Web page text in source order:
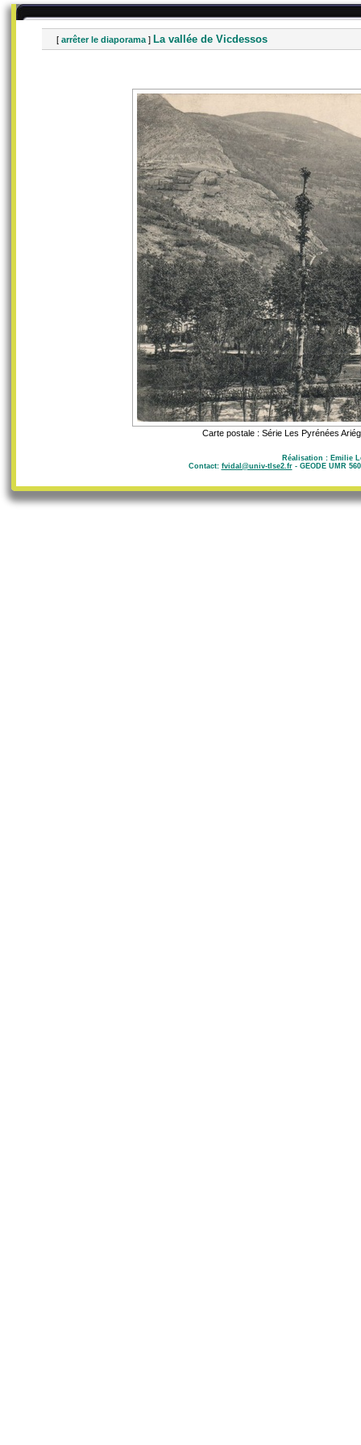
[ arrêter le diaporama ] La vallée de Vicdessos
Carte postale : Série Les Pyrénées
Réalisation : Emilie
Contact: fvidal@univ-tlse2.fr- GEODE UMR